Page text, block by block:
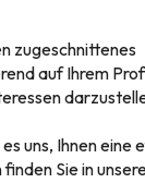
zugeschnittenes
auf Ihrem
uns, Ihnen eine
Sie in